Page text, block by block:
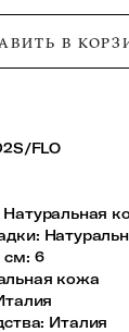
В
FLO
Натуральная
:
см: 6
кожа
: Италия